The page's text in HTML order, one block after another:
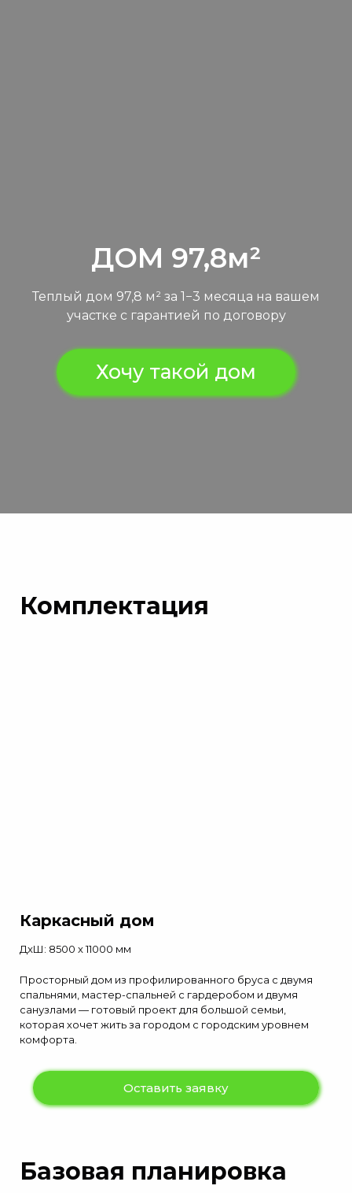
ДОМ 97,8м²
Теплый дом 97,8 м² за 1−3 месяца на вашем
участке с гарантией по договору
Хочу такой дом
Комплектация
Каркасный дом
ДxШ: 8500 x 11000 мм
Просторный дом из профилированного бруса с двумя
спальнями, мастер-спальней с гардеробом и двумя
санузлами — готовый проект для большой семьи,
которая хочет жить за городом с городским уровнем
комфорта.
Оставить заявку
Базовая планировка